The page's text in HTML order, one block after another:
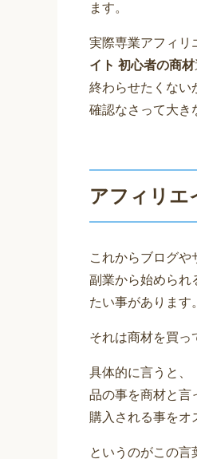
ます。
実際専業アフィリ
イト 初心者の商材
終わらせたくない
確認なさって大き
アフィリエ
これからブログ
副業から始められ
たい事があります。
それは商材を買っ
具体的に言うと、
品の事を商材と言
購入される事をオ
というのがこの言